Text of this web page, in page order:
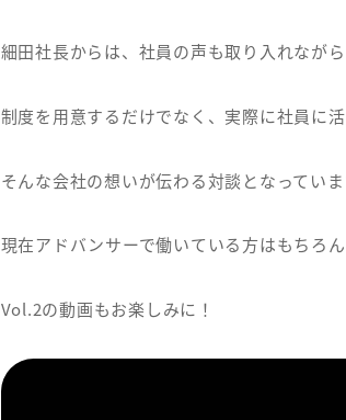
細田社長からは、社員の声も取り入れなが
制度を用意するだけでなく、実際に社員に活
そんな会社の想いが伝わる対談となっていま
現在アドバンサーで働いている方はもちろん
Vol.2の動画もお楽しみに！